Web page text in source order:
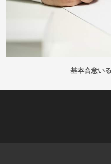
基本合意い